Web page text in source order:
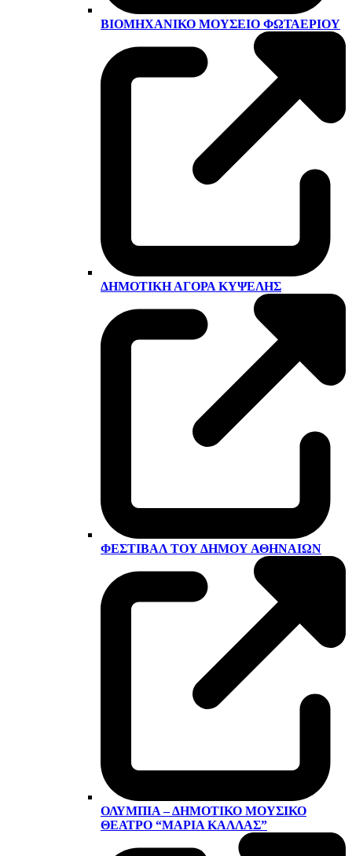
ΒΙΟΜΗΧΑΝΙΚΌ ΜΟΥΣΕΊΟ ΦΩΤΑΕΡΊΟΥ
ΔΗΜΟΤΙΚΉ ΑΓΟΡΆ ΚΥΨΈΛΗΣ
ΦΕΣΤΙΒΆΛ ΤΟΥ ΔΉΜΟΥ ΑΘΗΝΑΊΩΝ
ΟΛΎΜΠΙΑ – ΔΗΜΟΤΙΚΌ ΜΟΥΣΙΚΌ
ΘΈΑΤΡΟ “ΜΑΡΊΑ ΚΆΛΛΑΣ”